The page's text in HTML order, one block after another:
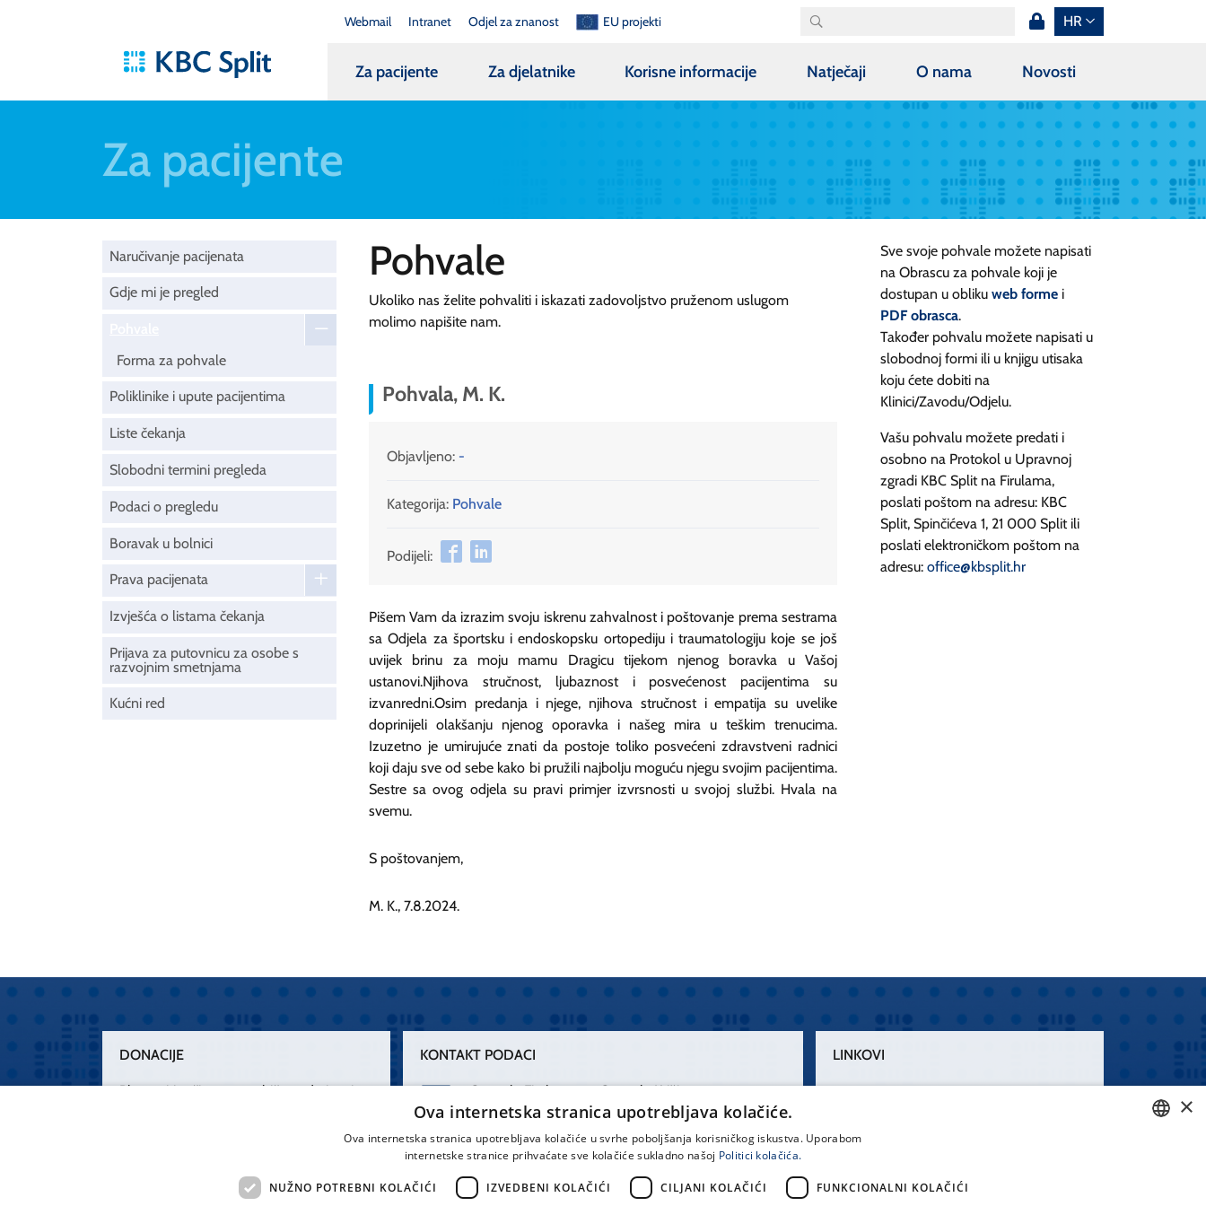
Webmail Intranet Odjel za znanost EU projekti HR
Za pacijente Za djelatnike Korisne informacije Natječaji O nama Novosti
Za pacijente
Naručivanje pacijenata
Gdje mi je pregled
Forma za pohvale
Poliklinike i upute pacijentima
Liste čekanja
Slobodni termini pregleda
Podaci o pregledu
Boravak u bolnici
Prava pacijenata
Izvješća o listama čekanja
Prijava za putovnicu za osobe s
razvojnim smetnjama
Kućni red
Pohvale
Ukoliko nas želite pohvaliti i iskazati zadovoljstvo pruženom uslugom
molimo napišite nam.
Pohvala, M. K.
Objavljeno: -
Kategorija: Pohvale
Podijeli:
Pišem Vam da izrazim svoju iskrenu zahvalnost i poštovanje prema sestrama
sa Odjela za športsku i endoskopsku ortopediju i traumatologiju koje se još
uvijek brinu za moju mamu Dragicu tijekom njenog boravka u Vašoj
ustanovi.Njihova stručnost, ljubaznost i posvećenost pacijentima su
izvanredni.Osim predanja i njege, njihova stručnost i empatija su uvelike
doprinijeli olakšanju njenog oporavka i našeg mira u teškim trenucima.
Izuzetno je umirujuće znati da postoje toliko posvećeni zdravstveni radnici
koji daju sve od sebe kako bi pružili najbolju moguću njegu svojim pacijentima.
Sestre sa ovog odjela su pravi primjer izvrsnosti u svojoj službi. Hvala na
svemu.
S poštovanjem,
M. K., 7.8.2024.
Sve svoje pohvale možete napisati
na Obrascu za pohvale koji je
dostupan u obliku web forme i
PDF obrasca.
Također pohvalu možete napisati u
slobodnoj formi ili u knjigu utisaka
koju ćete dobiti na
Klinici/Zavodu/Odjelu.
Vašu pohvalu možete predati i
osobno na Protokol u Upravnoj
zgradi KBC Split na Firulama,
poslati poštom na adresu: KBC
Split, Spinčićeva 1, 21 000 Split ili
poslati elektroničkom poštom na
adresu: office@kbsplit.hr
DONACIJE
Plemenitim činom nesebičnog darivanja
„Zarazimo“ se dobrotom, donirajmo od
KONTAKT PODACI
Centrala Firule
021 556 111
Centrala Križine
021 557 111
Spinčićeva 1,
21000 Split
Hrvatska
office@kbsplit.hr
LINKOVI
×
Ova internetska stranica upotrebljava kolačiće.
Ova internetska stranica upotrebljava kolačiće u svrhe poboljšanja korisničkog iskustva. Uporabom
internetske stranice prihvaćate sve kolačiće sukladno našoj Politici kolačića.
NUŽNO POTREBNI KOLAČIĆI IZVEDBENI KOLAČIĆI CILJANI KOLAČIĆI FUNKCIONALNI KOLAČIĆI